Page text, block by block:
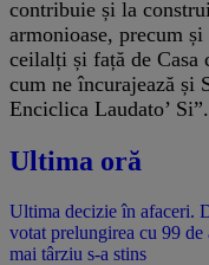
contribuie și la
armonioase, precum
ceilalți și față de Casa
cum ne încurajează și
Enciclica Laudato’ Si”.
Ultima oră
Ultima decizie în afaceri.
votat prelungirea cu 99 de
mai târziu s-a stins